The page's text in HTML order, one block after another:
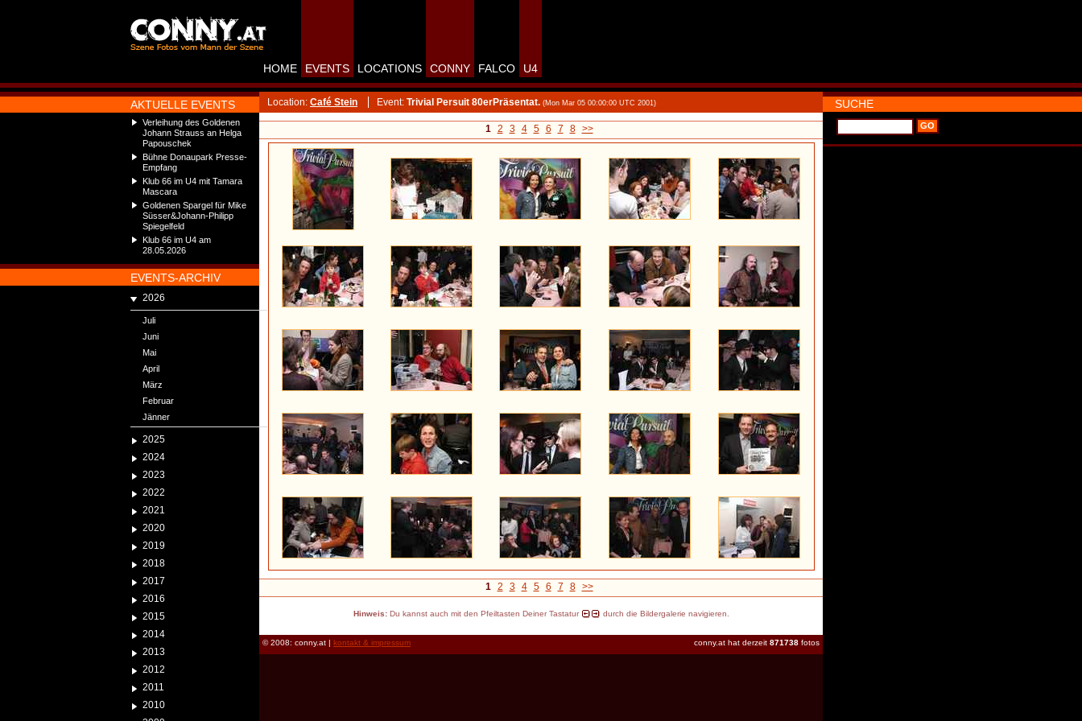
AKTUELLE EVENTS
Verleihung des Goldenen
Johann Strauss an Helga
Papouschek
Bühne Donaupark Presse-
Empfang
Klub 66 im U4 mit Tamara
Mascara
Goldenen Spargel für Mike
Süsser&Johann-Philipp
Spiegelfeld
Klub 66 im U4 am
28.05.2026
EVENTS-ARCHIV
2026
Juli
Juni
Mai
April
März
Februar
Jänner
2025
2024
2023
2022
2021
2020
2019
2018
2017
2016
2015
2014
2013
2012
2011
2010
HOME EVENTS LOCATIONS CONNY FALCO U4
Location: Café Stein Event: Trivial Persuit 80erPräsentat. (Mon Mar 05 00:00:00 UTC 2001)
1 2 3 4 5 6 7 8 >>
1 2 3 4 5 6 7 8 >>
Hinweis:Du kannst auch mit den Pfeiltasten Deiner Tastatur durch die Bildergalerie navigieren.
conny.at hat derzeit 871738 fotos
© 2008: conny.at | kontakt & impressum
SUCHE